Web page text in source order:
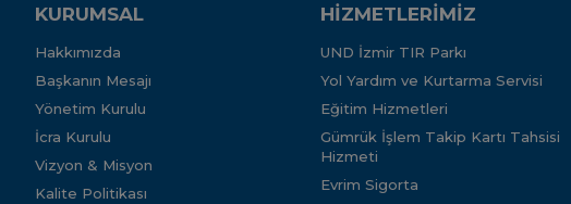
KURUMSAL
Hakkımızda
Başkanın Mesajı
Yönetim Kurulu
İcra Kurulu
Vizyon & Misyon
Kalite Politikası
HİZMETLERİMİZ
UND İzmir TIR Parkı
Yol Yardım ve Kurtarma Servisi
Eğitim Hizmetleri
Gümrük İşlem Takip Kartı Tahsisi
Hizmeti
Evrim Sigorta